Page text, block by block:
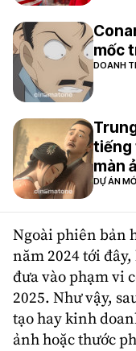
mốc
DOANH
tiếng
màn
DỰ ÁN
Ngoài phiên bản
năm 2024 tới
đưa vào phạm vi
2025. Như vậy,
tạo hay kinh
ảnh hoặc thước